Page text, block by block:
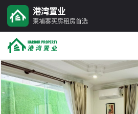
港湾置业
柬埔寨买房租房首选